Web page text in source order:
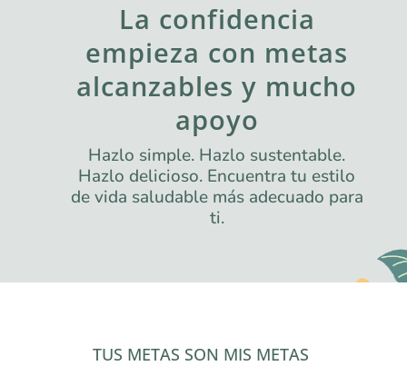
La confidencia
empieza con metas
alcanzables y mucho
apoyo
Hazlo simple. Hazlo sustentable.
Hazlo delicioso. Encuentra tu estilo
de vida saludable más adecuado para
ti.
TUS METAS SON MIS METAS